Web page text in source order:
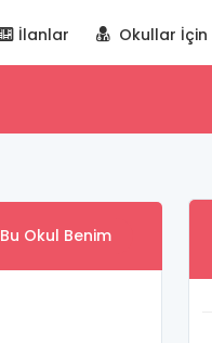
İlanlar Okullar İçin
Bu Okul Benim